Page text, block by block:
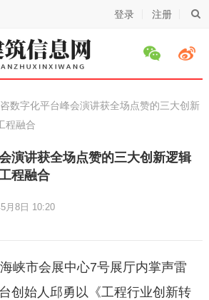
登录 注册
数字化平台峰会演讲获全场点赞的三大创新
程融合
演讲获全场点赞的三大创新逻辑
程融合
月8日 10:20
峡市会展中心7号展厅内掌声雷
创始人邱勇以《工程行业创新转